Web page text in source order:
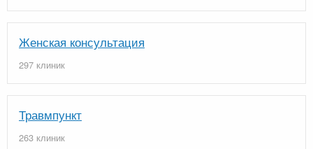
Женская консультация
297 клиник
Травмпункт
263 клиник